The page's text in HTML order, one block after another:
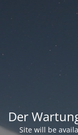
Der
Site will be